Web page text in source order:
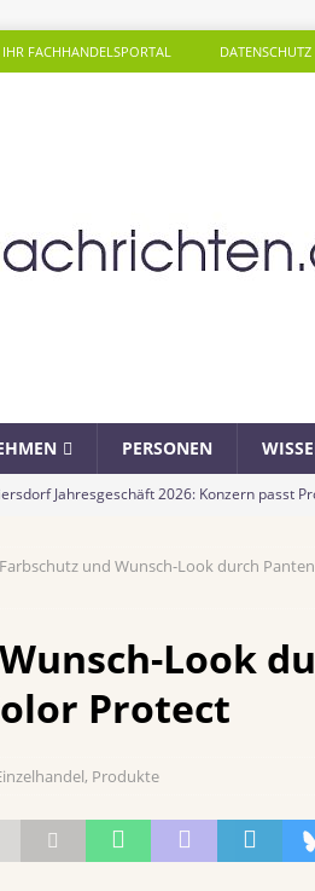
FACHHANDELSPORTAL DATENSCHUTZ
PERSONEN
Jahresgeschäft 2026: Konzern passt
Azubi zur Führungskraft: budni baut
vom leben tag: dm Österreich fördert
Hautmikrobiom-Forschung:
Farbschutz und Wunsch-Look durch
Look
Protect
, Produkte